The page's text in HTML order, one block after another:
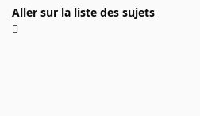
Aller sur la liste des sujets